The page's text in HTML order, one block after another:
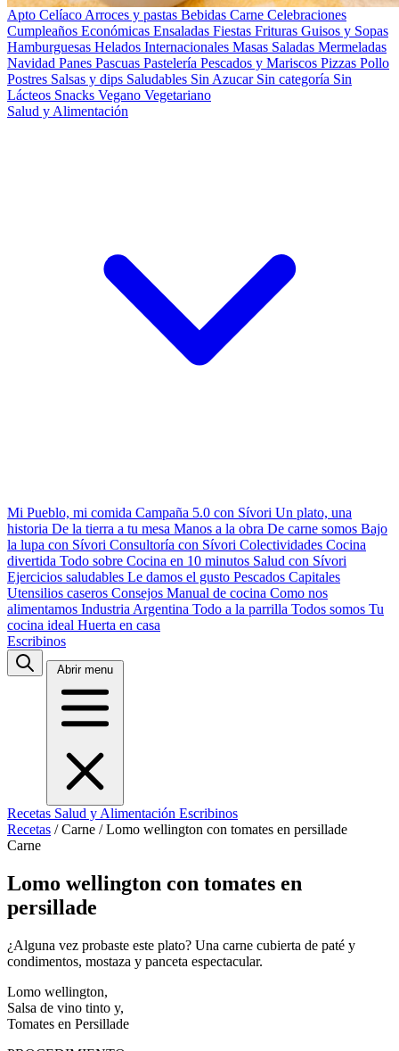
Apto Celíaco Arroces y pastas Bebidas Carne Celebraciones
Cumpleaños Económicas Ensaladas Fiestas Frituras Guisos y Sopas
Hamburguesas Helados Internacionales Masas Saladas Mermeladas
Navidad Panes Pascuas Pastelería Pescados y Mariscos Pizzas Pollo
Postres Salsas y dips Saludables Sin Azucar Sin categoría Sin
Lácteos Snacks Vegano Vegetariano
Salud y Alimentación
Mi Pueblo, mi comida Campaña 5.0 con Sívori Un plato, una
historia De la tierra a tu mesa Manos a la obra De carne somos Bajo
la lupa con Sívori Consultoría con Sívori Colectividades Cocina
divertida Todo sobre Cocina en 10 minutos Salud con Sívori
Ejercicios saludables Le damos el gusto Pescados Capitales
Utensilios caseros Consejos Manual de cocina Como nos
alimentamos Industria Argentina Todo a la parrilla Todos somos Tu
cocina ideal Huerta en casa
Escribinos
Abrir menu
Recetas Salud y Alimentación Escribinos
Recetas / Carne / Lomo wellington con tomates en persillade
Carne
Lomo wellington con tomates en
persillade
¿Alguna vez probaste este plato? Una carne cubierta de paté y
condimentos, mostaza y panceta espectacular.
Lomo wellington,
Salsa de vino tinto y,
Tomates en Persillade